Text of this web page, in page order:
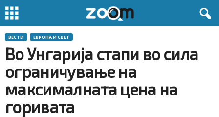
ВЕСТИ ЕВРОПА И СВЕТ
Во Унгарија стапи во сила
ограничување на
максималната цена на
горивата